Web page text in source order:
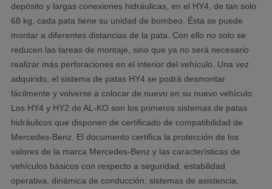
depósito y largas conexiones hidráulicas, en el HY4, de tan solo
68 kg, cada pata tiene su unidad de bombeo. Ésta se puede
montar a diferentes distancias de la pata. Con ello no solo se
reducen las tareas de montaje, sino que ya no será necesario
realizar más perforaciones en el interior del vehículo. Una vez
adquirido, el sistema de patas HY4 se podrá desmontar
fácilmente y volverse a colocar de nuevo en su nuevo vehículo.
Los HY4 y HY2 de AL-KO son los primeros sistemas de patas
hidráulicos que disponen de certificado de compatibilidad de
Mercedes-Benz. El documento certifica la protección de los
valores de la marca Mercedes-Benz y las características de
vehículos básicos con respecto a seguridad, estabilidad
operativa, dinámica de conducción, sistemas de asistencia,